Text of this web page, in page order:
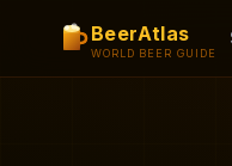
BeerAtlas
WORLD BEER GUIDE